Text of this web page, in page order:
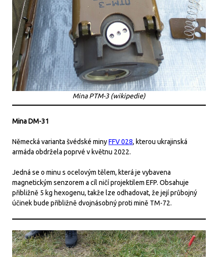
Mina PTM-3 (wikipedie)
Mina DM-31
Německá varianta švédské minyFFV 028, kterou ukrajinská
armáda obdržela poprvé v květnu 2022.
Jedná se o minu s ocelovým tělem, která je vybavena
magnetickým senzorem a cíl ničí projektilem EFP. Obsahuje
přibližně 5 kg hexogenu, takže lze odhadovat, že její průbojný
účinek bude přibližně dvojnásobný proti mině TM-72.